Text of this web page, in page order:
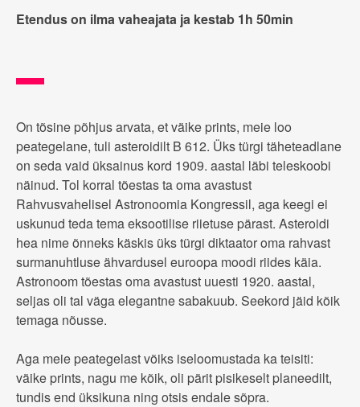
Etendus on ilma vaheajata ja kestab 1h 50min
On tõsine põhjus arvata, et väike prints, meie loo
peategelane, tuli asteroidilt B 612. Üks türgi täheteadlane
on seda vaid üksainus kord 1909. aastal läbi teleskoobi
näinud. Tol korral tõestas ta oma avastust
Rahvusvahelisel Astronoomia Kongressil, aga keegi ei
uskunud teda tema eksootilise riietuse pärast. Asteroidi
hea nime õnneks käskis üks türgi diktaator oma rahvast
surmanuhtluse ähvardusel euroopa moodi riides käia.
Astronoom tõestas oma avastust uuesti 1920. aastal,
seljas oli tal väga elegantne sabakuub. Seekord jäid kõik
temaga nõusse.
Aga meie peategelast võiks iseloomustada ka teisiti:
väike prints, nagu me kõik, oli pärit pisikeselt planeedilt,
tundis end üksikuna ning otsis endale sõpra.